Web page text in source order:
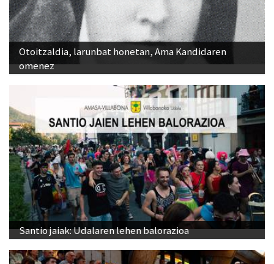
Otoitzaldia, larunbat honetan, Ama Kandidaren
omenez
Santio jaiak: Udalaren lehen balorazioa